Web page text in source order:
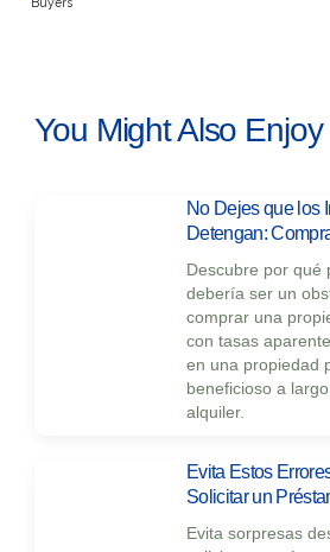
You Might Also Enjoy
No Dejes que los
Detengan:
Descubre por qué
debería ser un
comprar una
con tasas
en una propiedad
beneficioso a
alquiler.
Evita Estos
Solicitar un
Evita sorpresas